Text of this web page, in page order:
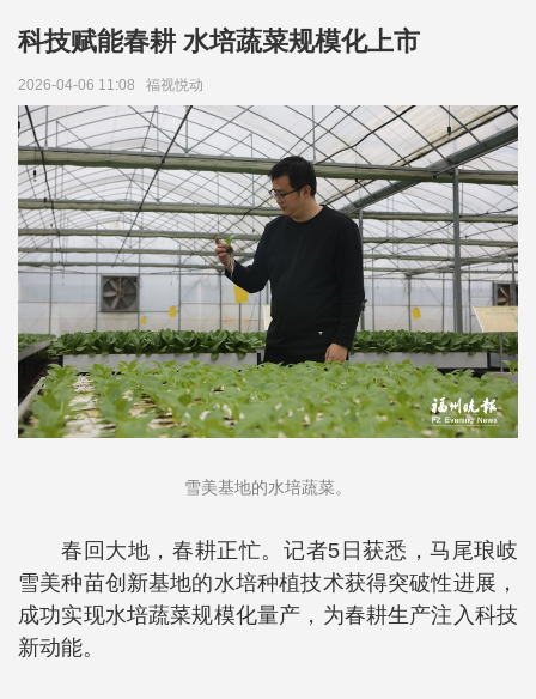
科技赋能春耕 水培蔬菜规模化上市
2026-04-06 11:08 福视悦动
雪美基地的水培蔬菜。
春回大地，春耕正忙。记者5日获悉，马尾琅岐
雪美种苗创新基地的水培种植技术获得突破性进展，
成功实现水培蔬菜规模化量产，为春耕生产注入科技
新动能。